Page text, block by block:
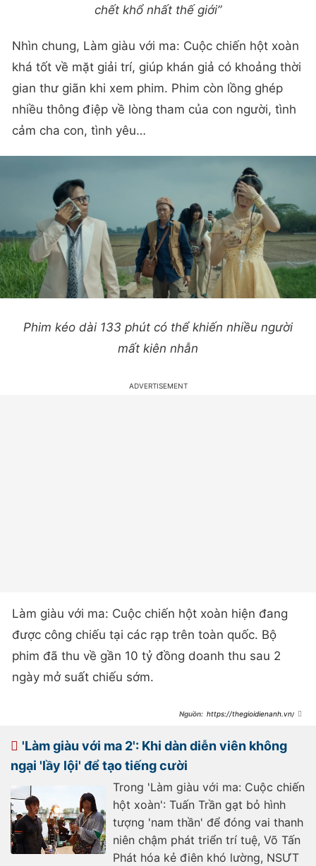
chết khổ nhất thế giới”
Nhìn chung, Làm giàu với ma: Cuộc chiến hột xoàn
khá tốt về mặt giải trí, giúp khán giả có khoảng thời
gian thư giãn khi xem phim. Phim còn lồng ghép
nhiều thông điệp về lòng tham của con người, tình
cảm cha con, tình yêu…
Phim kéo dài 133 phút có thể khiến nhiều người
mất kiên nhẫn
Làm giàu với ma: Cuộc chiến hột xoàn hiện đang
được công chiếu tại các rạp trên toàn quốc. Bộ
phim đã thu về gần 10 tỷ đồng doanh thu sau 2
ngày mở suất chiếu sớm.
https://thegioidienanh.vn/re
84180.html
'Làm giàu với ma 2': Khi dàn diễn viên không
ngại 'lầy lội' để tạo tiếng cười
Trong 'Làm giàu với ma: Cuộc chiến
hột xoàn': Tuấn Trần gạt bỏ hình
tượng 'nam thần' để đóng vai thanh
niên chậm phát triển trí tuệ, Võ Tấn
Phát hóa kẻ điên khó lường, NSƯT